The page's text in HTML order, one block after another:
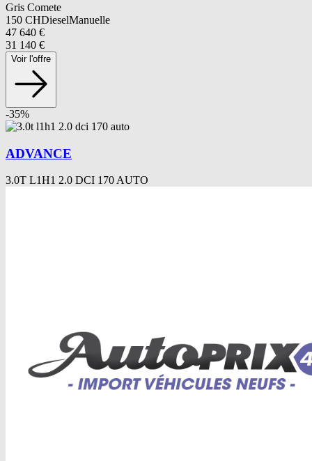
Gris Comete
150 CHDieselManuelle
47 640 €
31 140 €
Voir l'offre
-35%
ADVANCE
3.0T L1H1 2.0 DCI 170 AUTO